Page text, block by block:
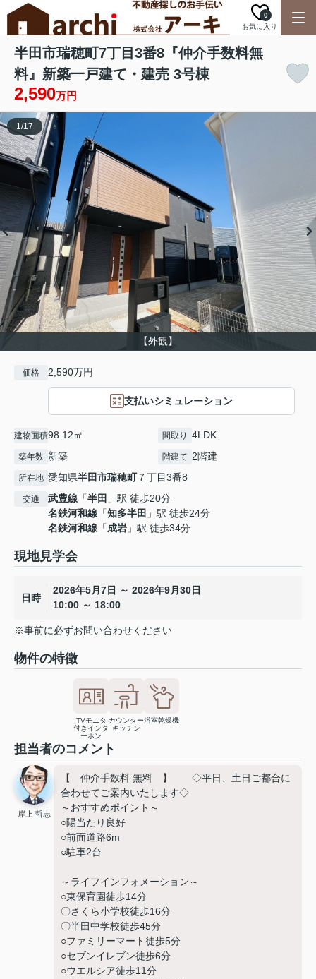
お気に入り
0
半田市瑞穂町7丁目3番8『仲介手数料無
料』新築一戸建て・建売 3号棟
2,590万円
【外観】
1/17
価格 2,590万円
支払いシミュレーション
建物面積98.12㎡ 間取り 4LDK
築年数 新築 階建て 2階建
所在地 愛知県半田市瑞穂町７丁目3番8
交通 武豊線 「半田 」駅 徒歩20分
名鉄河和線 「知多半田 」駅 徒歩24分
名鉄河和線 「成岩 」駅 徒歩34分
現地見学会
日時
2026年5月7日 ～ 2026年9月30日
10:00 ～ 18:00
※事前に必ずお問い合わせください
物件の特徴
TVモニタ
付きインタ
ーホン
カウンター
キッチン
浴室乾燥機
担当者のコメント
岸上 哲志
【 仲介手数料 無料 】 ◇平日、土日ご都合に
合わせてご案内いたします◇
～おすすめポイント～
○陽当たり良好
○前面道路6m
○駐車2台
～ライフインフォメーション～
○東保育園徒歩14分
〇さくら小学校徒歩16分
〇半田中学校徒歩45分
○ファミリーマート徒歩5分
○セブンイレブン徒歩6分
○ウエルシア徒歩11分